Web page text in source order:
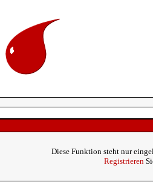
Diese Funktion steht nur
Registrieren